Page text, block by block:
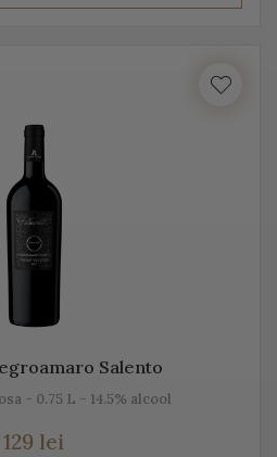
de departe cel mai cunoscut.
pe lângă Glera și alte
Verdiso, Bianchetta
lunga, Chardonnay, Pinot
Pinot Nero.
de la locul de origine -
provine din acele locuri,
de producători. Toți aceștia s-
pentru a proteja acest vin
sub această denumire.
Salento
- 0.75 L - 14.5% alcool
129 lei